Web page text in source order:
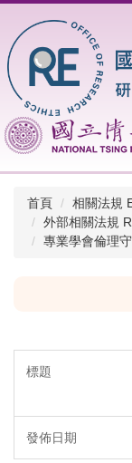
到
主
要
內
區
首頁
相關法規
外部相關法規
專業學會倫理守